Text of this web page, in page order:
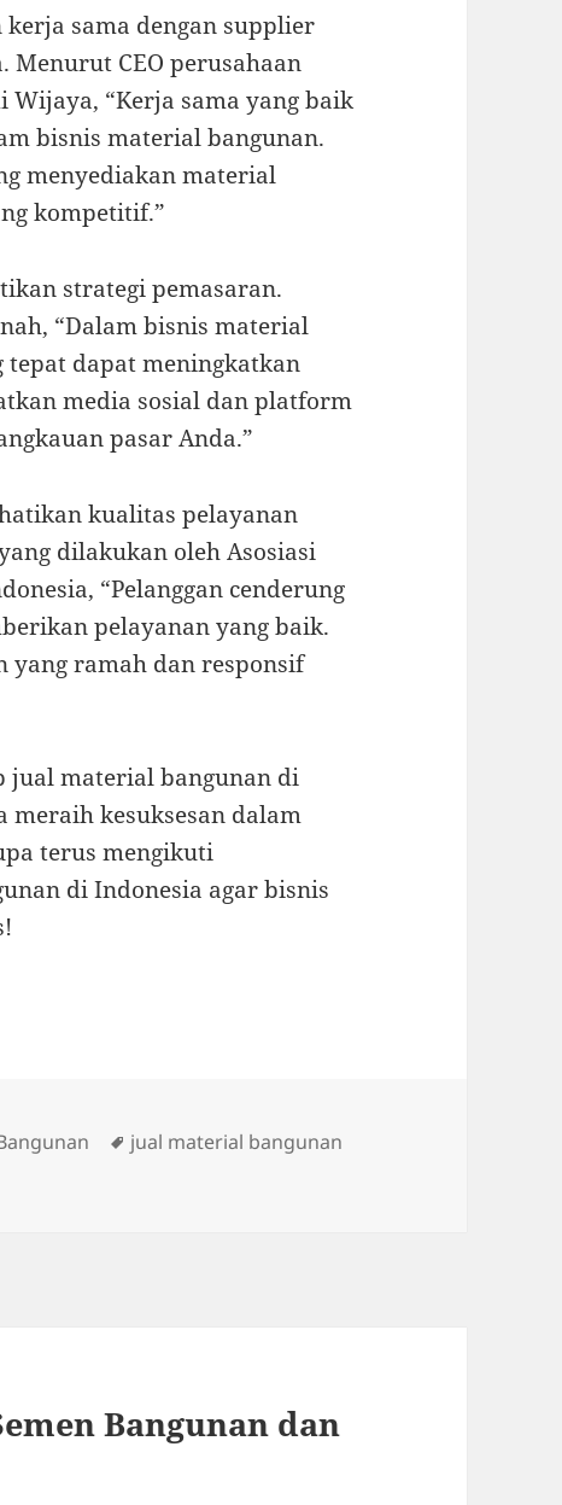
sama dengan supplier
CEO perusahaan
“Kerja sama yang baik
bisnis material bangunan.
menyediakan material
kompetitif.”
strategi pemasaran.
“Dalam bisnis material
tepat dapat meningkatkan
media sosial dan platform
pasar Anda.”
kualitas pelayanan
dilakukan oleh Asosiasi
“Pelanggan cenderung
pelayanan yang baik.
yang ramah dan responsif
jual material bangunan di
kesuksesan dalam
terus mengikuti
di Indonesia agar bisnis
Tags
jual material bangunan
Bangunan dan